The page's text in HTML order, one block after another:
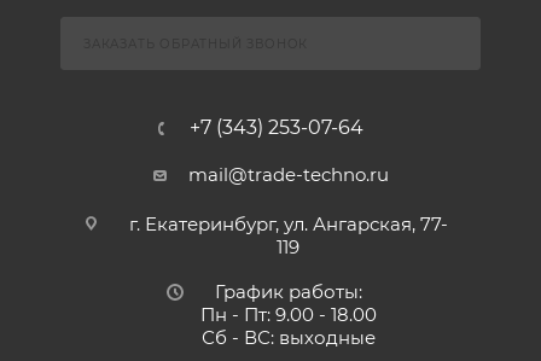
+7 (343) 253-07-64
mail@trade-techno.ru
г. Екатеринбург, ул. Ангарская, 77-
119
График работы:
Пн - Пт: 9.00 - 18.00
Сб - ВС: выходные